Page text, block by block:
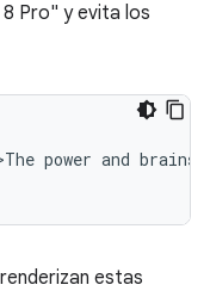
Pro" y evita los
power and brains
estas